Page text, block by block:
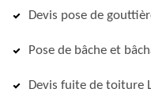
Devis pose de
Pose de bâche et
Devis fuite de toiture